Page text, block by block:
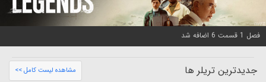
فصل 1 قسمت 6 اضافه شد
جدیدترین تریلر ها مشاهده لیست کامل >>